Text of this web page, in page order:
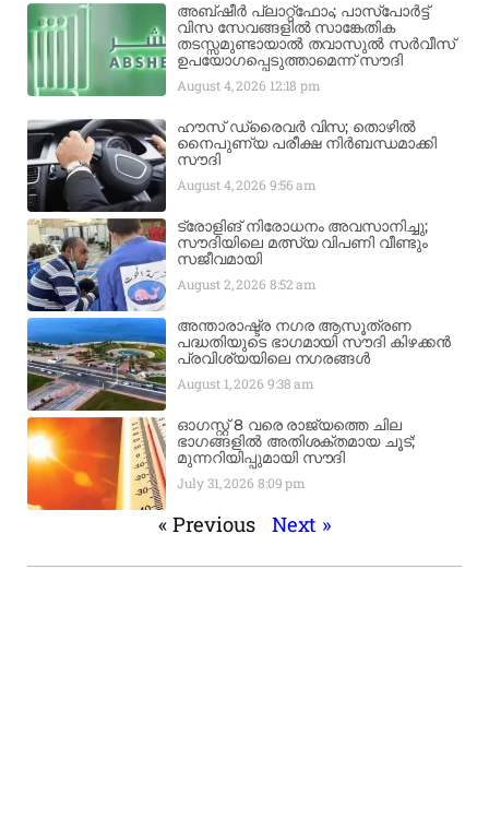
അബ്ഷീർ പ്ലാറ്റ്‌ഫോം; പാസ്‌പോർട്ട്
വിസ സേവങ്ങളിൽ സാങ്കേതിക
തടസ്സമുണ്ടായാൽ തവാസുൽ സർവീസ്
ഉപയോഗപ്പെടുത്താമെന്ന് സൗദി
August 4, 2026 12:18 pm
ഹൗസ് ഡ്രൈവർ വിസ; തൊഴിൽ
നൈപുണ്യ പരീക്ഷ നിർബന്ധമാക്കി
സൗദി
August 4, 2026 9:56 am
ട്രോളിങ് നിരോധനം അവസാനിച്ചു;
സൗദിയിലെ മത്സ്യ വിപണി വീണ്ടും
സജീവമായി
August 2, 2026 8:52 am
അന്താരാഷ്ട്ര നഗര ആസൂത്രണ
പദ്ധതിയുടെ ഭാഗമായി സൗദി കിഴക്കൻ
പ്രവിശ്യയിലെ നഗരങ്ങൾ
August 1, 2026 9:38 am
ഓഗസ്റ്റ് 8 വരെ രാജ്യത്തെ ചില
ഭാഗങ്ങളിൽ അതിശക്തമായ ചൂട്;
മുന്നറിയിപ്പുമായി സൗദി
July 31, 2026 8:09 pm
« Previous Next »